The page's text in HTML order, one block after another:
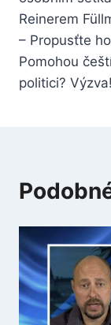
Reinerem
– Propusťte
Pomohou
politici? Výzva!